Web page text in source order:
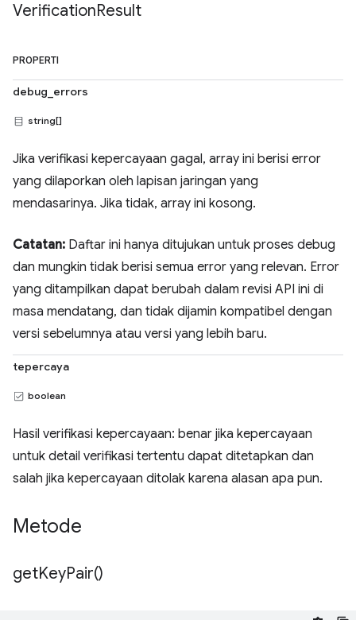
VerificationResult
PROPERTI
debug_errors
string[]
Jika verifikasi kepercayaan gagal, array ini berisi error
yang dilaporkan oleh lapisan jaringan yang
mendasarinya. Jika tidak, array ini kosong.
Catatan: Daftar ini hanya ditujukan untuk proses debug
dan mungkin tidak berisi semua error yang relevan. Error
yang ditampilkan dapat berubah dalam revisi API ini di
masa mendatang, dan tidak dijamin kompatibel dengan
versi sebelumnya atau versi yang lebih baru.
tepercaya
boolean
Hasil verifikasi kepercayaan: benar jika kepercayaan
untuk detail verifikasi tertentu dapat ditetapkan dan
salah jika kepercayaan ditolak karena alasan apa pun.
Metode
getKeyPair()